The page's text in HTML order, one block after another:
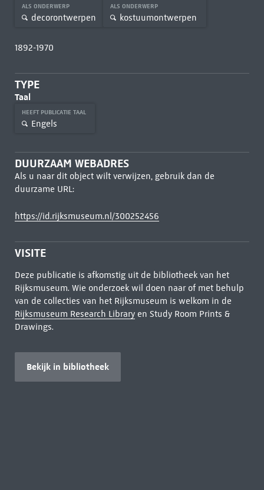
ALS ONDERWERP
decorontwerpen
ALS ONDERWERP
kostuumontwerpen
1892-1970
TYPE
Taal
HEEFT PUBLICATIE TAAL
Engels
DUURZAAM WEBADRES
Als u naar dit object wilt verwijzen, gebruik dan de
duurzame URL:
https://id.rijksmuseum.nl/300252456
VISITE
Deze publicatie is afkomstig uit de bibliotheek van het
Rijksmuseum. Wie onderzoek wil doen naar of met behulp
van de collecties van het Rijksmuseum is welkom in de
Rijksmuseum Research Libraryen Study Room Prints &
Drawings.
Bekijk in bibliotheek